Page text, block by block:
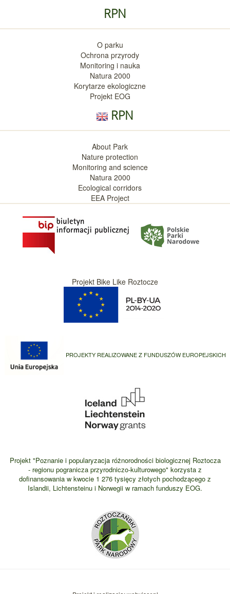
RPN
O parku
Ochrona przyrody
Monitoring i nauka
Natura 2000
Korytarze ekologiczne
Projekt EOG
RPN
About Park
Nature protection
Monitoring and science
Natura 2000
Ecological corridors
EEA Project
Projekt Bike Like Roztocze
PROJEKTY REALIZOWANE Z FUNDUSZÓW EUROPEJSKICH
Projekt "Poznanie i popularyzacja różnorodności biologicznej Roztocza
- regionu pogranicza przyrodniczo-kulturowego" korzysta z
dofinansowania w kwocie 1 276 tysięcy złotych pochodzącego z
Islandii, Lichtensteinu i Norwegii w ramach funduszy EOG.